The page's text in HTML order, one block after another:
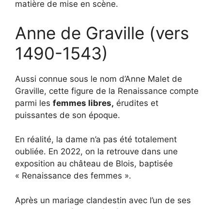
matière de mise en scène.
Anne de Graville (vers
1490-1543)
Aussi connue sous le nom d’Anne Malet de
Graville, cette figure de la Renaissance compte
parmi les femmes libres, érudites et
puissantes de son époque.
En réalité, la dame n’a pas été totalement
oubliée. En 2022, on la retrouve dans une
exposition au château de Blois, baptisée
« Renaissance des femmes ».
Après un mariage clandestin avec l’un de ses